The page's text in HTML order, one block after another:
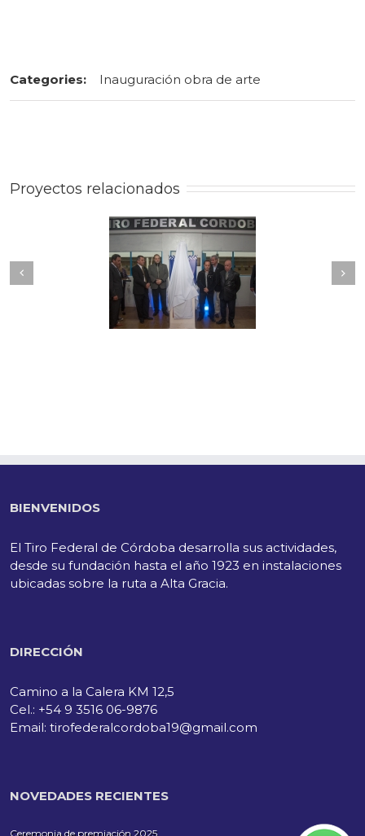
Categories: Inauguración obra de arte
Proyectos relacionados
BIENVENIDOS
El Tiro Federal de Córdoba desarrolla sus actividades,
desde su fundación hasta el año 1923 en instalaciones
ubicadas sobre la ruta a Alta Gracia.
DIRECCIÓN
Camino a la Calera KM 12,5
Cel.: +54 9 3516 06-9876
Email: tirofederalcordoba19@gmail.com
NOVEDADES RECIENTES
Ceremonia de premiación 2025